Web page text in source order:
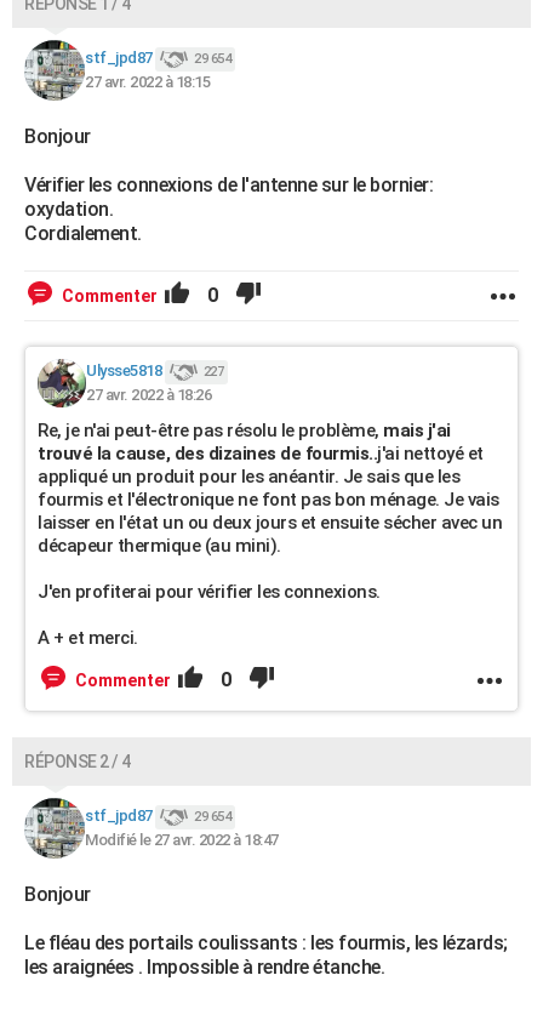
stf_jpd87 29 654
27 avr. 2022 à 18:15
Bonjour
Vérifier les connexions de l'antenne sur le bornier:
oxydation.
Cordialement.
Commenter 0
Ulysse5818 227
27 avr. 2022 à 18:26
Re, je n'ai peut-être pas résolu le problème, mais j'ai
trouvé la cause, des dizaines de fourmis..j'ai nettoyé et
appliqué un produit pour les anéantir. Je sais que les
fourmis et l'électronique ne font pas bon ménage. Je vais
laisser en l'état un ou deux jours et ensuite sécher avec un
décapeur thermique (au mini).
J'en profiterai pour vérifier les connexions.
A + et merci.
Commenter 0
RÉPONSE 2 / 4
stf_jpd87 29 654
Modifié le 27 avr. 2022 à 18:47
Bonjour
Le fléau des portails coulissants : les fourmis, les lézards;
les araignées . Impossible à rendre étanche.